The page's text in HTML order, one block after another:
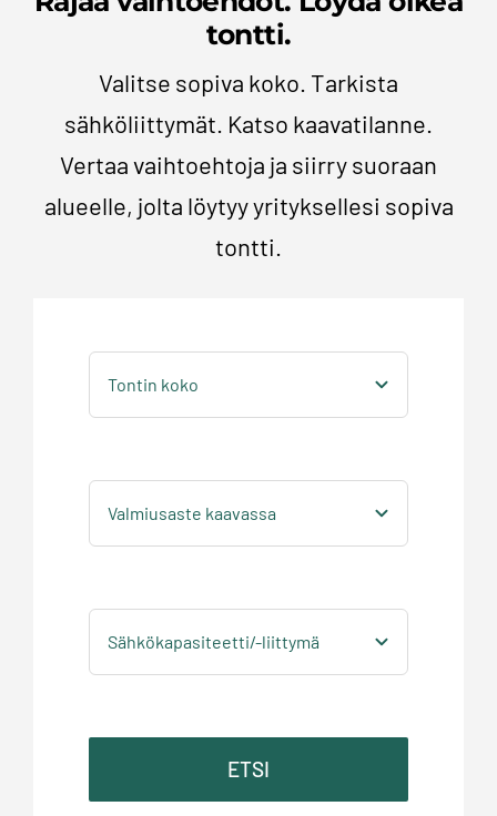
tontti.
Valitse sopiva koko. Tarkista
sähköliittymät. Katso kaavatilanne.
Vertaa vaihtoehtoja ja siirry suoraan
alueelle, jolta löytyy yrityksellesi sopiva
tontti.
ETSI